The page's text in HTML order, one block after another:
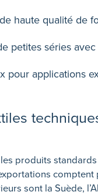
haute qualité de
petites séries
pour applications
produits
comptent
sont la Suède,